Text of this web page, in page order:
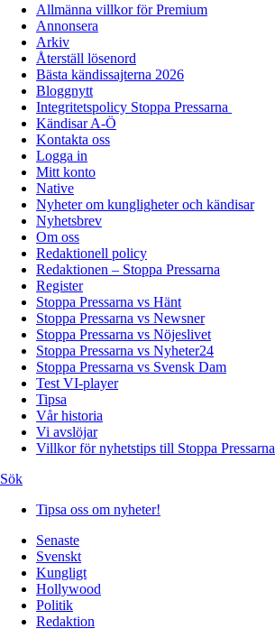
Allmänna villkor för Premium
Annonsera
Arkiv
Återställ lösenord
Bästa kändissajterna 2026
Bloggnytt
Integritetspolicy Stoppa Pressarna
Kändisar A-Ö
Kontakta oss
Logga in
Mitt konto
Native
Nyheter om kungligheter och kändisar
Nyhetsbrev
Om oss
Redaktionell policy
Redaktionen – Stoppa Pressarna
Register
Stoppa Pressarna vs Hänt
Stoppa Pressarna vs Newsner
Stoppa Pressarna vs Nöjeslivet
Stoppa Pressarna vs Nyheter24
Stoppa Pressarna vs Svensk Dam
Test VI-player
Tipsa
Vår historia
Vi avslöjar
Villkor för nyhetstips till Stoppa Pressarna
Sök
Tipsa oss om nyheter!
Senaste
Svenskt
Kungligt
Hollywood
Politik
Redaktion